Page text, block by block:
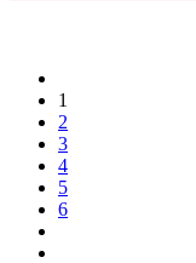
1
2
3
4
5
6